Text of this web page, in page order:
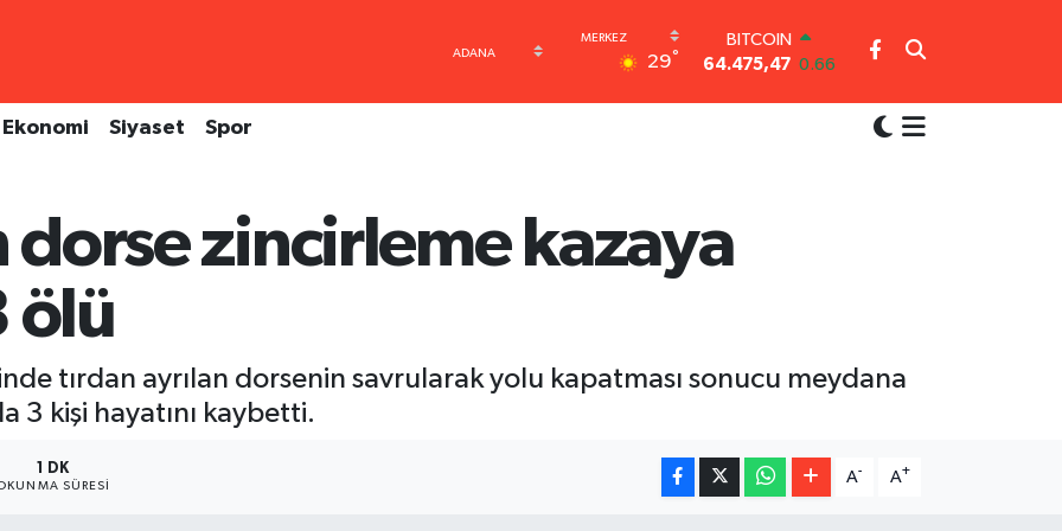
29°
BITCOIN
64.475,47 0.66
GRAM ALTIN
6518.23
Ekonomi Siyaset Spor
dorse zincirleme kazaya
ölü
tırdan ayrılan dorsenin savrularak yolu kapatması sonucu meydana
3 kişi hayatını kaybetti.
1 DK
SÜRESI
A- A+